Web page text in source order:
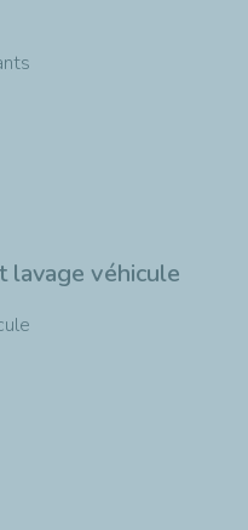
véhicule